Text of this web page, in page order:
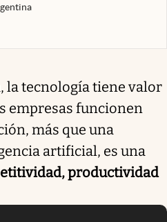
la tecnología tiene valor
empresas funcionen
más que una
artificial, es una
productividad